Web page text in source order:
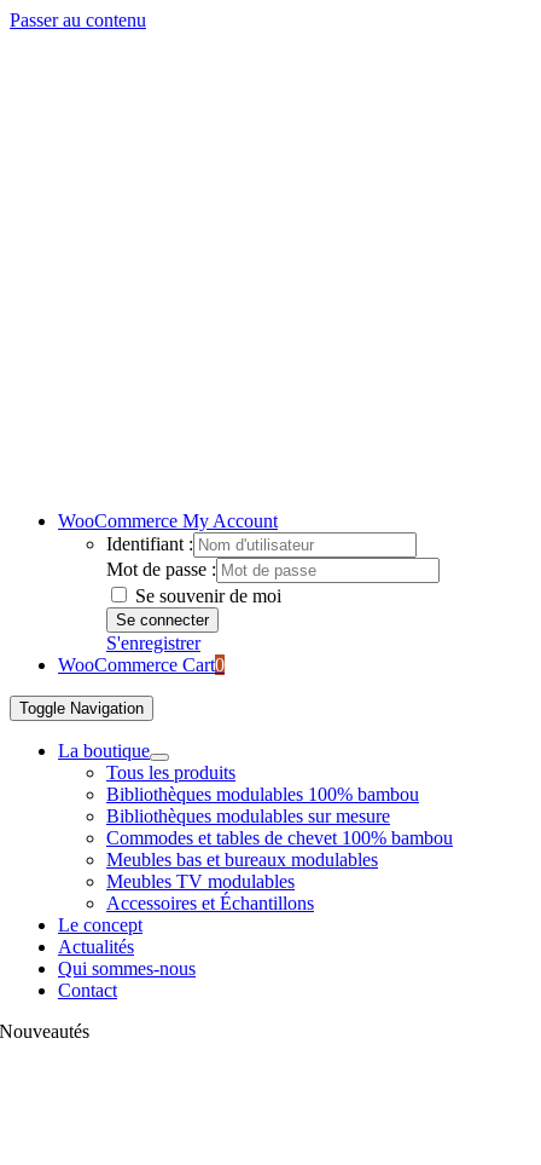
Passer au contenu
WooCommerce My Account
Identifiant :
Mot de passe :
Se souvenir de moi
S'enregistrer
WooCommerce Cart0
Toggle Navigation
La boutique
Tous les produits
Bibliothèques modulables 100% bambou
Bibliothèques modulables sur mesure
Commodes et tables de chevet 100% bambou
Meubles bas et bureaux modulables
Meubles TV modulables
Accessoires et Échantillons
Le concept
Actualités
Qui sommes-nous
Contact
Nouveautés